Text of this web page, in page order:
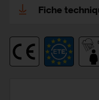
Fiche